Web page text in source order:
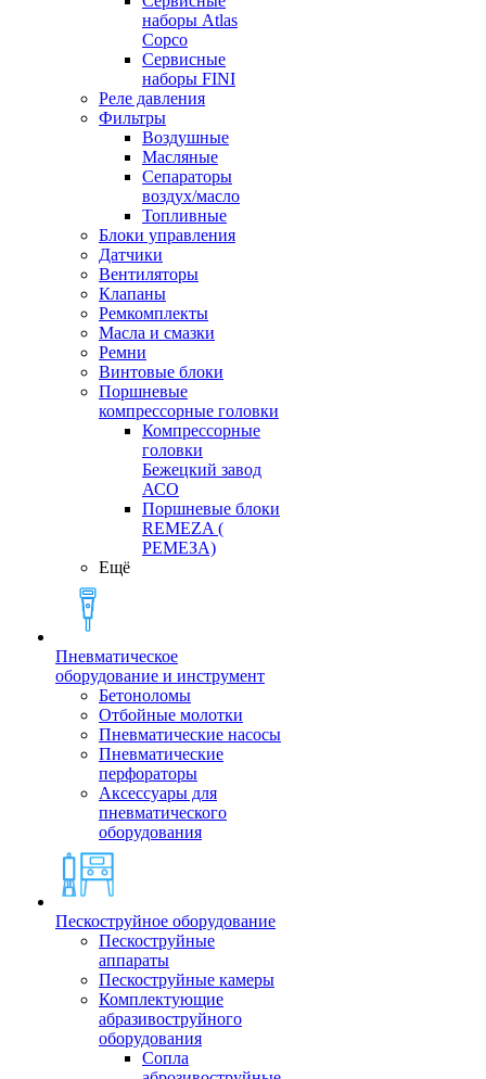
наборы Atlas
Copco
Сервисные
наборы FINI
Реле давления
Фильтры
Воздушные
Масляные
Сепараторы
воздух/масло
Топливные
Блоки управления
Датчики
Вентиляторы
Клапаны
Ремкомплекты
Масла и смазки
Ремни
Винтовые блоки
Поршневые
компрессорные головки
Компрессорные
головки
Бежецкий завод
АСО
Поршневые блоки
REMEZA (
РЕМЕЗА)
Ещё
Пневматическое
оборудование и инструмент
Бетоноломы
Отбойные молотки
Пневматические насосы
Пневматические
перфораторы
Аксессуары для
пневматического
оборудования
Пескоструйное оборудование
Пескоструйные
аппараты
Пескоструйные камеры
Комплектующие
абразивоструйного
оборудования
Сопла